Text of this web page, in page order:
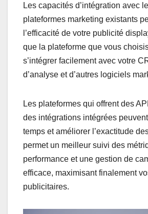
Les capacités d’intégration avec
plateformes marketing existants
l’efficacité de votre publicité
que la plateforme que vous
s’intégrer facilement avec votre
d’analyse et d’autres logiciels
Les plateformes qui offrent des
des intégrations intégrées
temps et améliorer l’exactitude
permet un meilleur suivi des
performance et une gestion de
efficace, maximisant finalement
publicitaires.